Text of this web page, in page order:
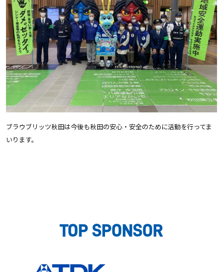
ブラウブリッツ秋田は今後も秋田の安心・安全のために活動を行ってま
いります。
TOP SPONSOR